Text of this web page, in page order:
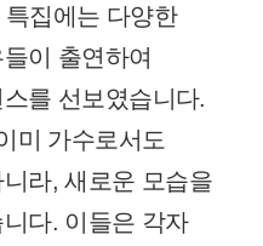
특집에는 다양한
이 출연하여
를 선보였습니다.
미 가수로서도
라, 새로운 모습을
다. 이들은 각자